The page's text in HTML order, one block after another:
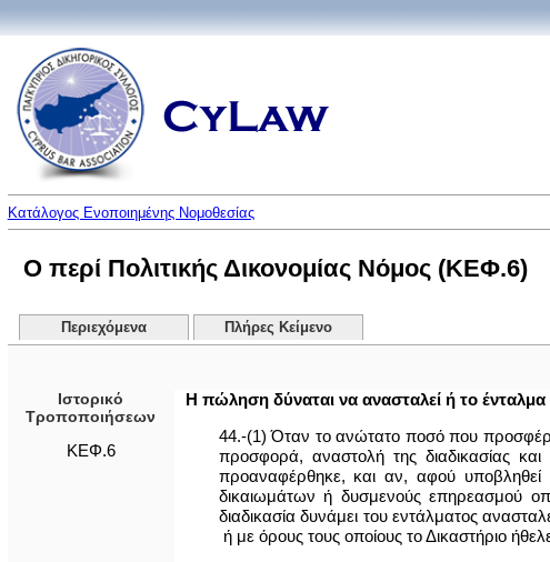
Κατάλογος Ενοποιημένης Νομοθεσίας
Ο περί Πολιτικής Δικονομίας Νόμος (ΚΕΦ.6)
Περιεχόμενα Πλήρες Κείμενο
Ιστορικό
Τροποποιήσεων
ΚΕΦ.6
Η πώληση δύναται να ανασταλεί ή το
44.-(1) Όταν το ανώτατο ποσό που
προσφορά, αναστολή της διαδικασίας
προαναφέρθηκε, και αν, αφού υποβληθεί
δικαιωμάτων ή δυσμενούς επηρεασμού
διαδικασία δυνάμει του εντάλματος
ή με όρους τους οποίους το Δικαστήριο